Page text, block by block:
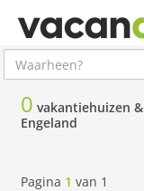
0 vakantiehuizen
Engeland
Pagina 1 van 1